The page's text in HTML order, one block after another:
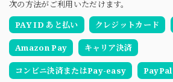
次の方法がご利用いただけます。
PAY ID あと払い
クレジットカード
Amazon Pay キャリア決済
コンビニ決済またはPay-easy PayPal